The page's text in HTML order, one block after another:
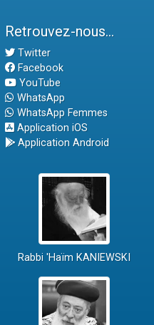
Retrouvez-nous...
Twitter
Facebook
YouTube
WhatsApp
WhatsApp Femmes
Application iOS
Application Android
Rabbi 'Haïm KANIEWSKI